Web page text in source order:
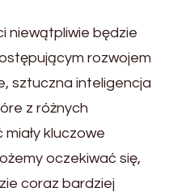
niewątpliwie będzie
rozwojem
sztuczna inteligencja
z różnych
kluczowe
oczekiwać się,
coraz bardziej